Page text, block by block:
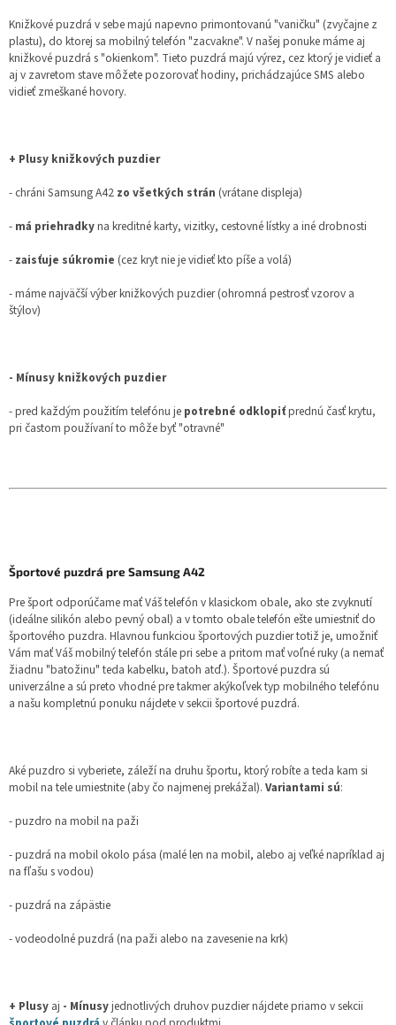
Knižkové puzdrá v sebe majú napevno primontovanú "vaničku" (zvyčajne z
plastu), do ktorej sa mobilný telefón "zacvakne". V našej ponuke máme aj
knižkové puzdrá s "okienkom". Tieto puzdrá majú výrez, cez ktorý je vidieť a
aj v zavretom stave môžete pozorovať hodiny, prichádzajúce SMS alebo
vidieť zmeškané hovory.
+ Plusy knižkových puzdier
- chráni Samsung A42 zo všetkých strán (vrátane displeja)
- má priehradkyna kreditné karty, vizitky, cestovné lístky a iné drobnosti
- zaisťuje súkromie (cez kryt nie je vidieť kto píše a volá)
- máme najväčší výber knižkových puzdier (ohromná pestrosť vzorov a
štýlov)
- Mínusy knižkových puzdier
- pred každým použitím telefónu je potrebné odklopiťprednú časť krytu,
pri častom používaní to môže byť "otravné"
Športové puzdrá pre Samsung A42
Pre šport odporúčame mať Váš telefón v klasickom obale, ako ste zvyknutí
(ideálne silikón alebo pevný obal) a v tomto obale telefón ešte umiestniť do
športového puzdra. Hlavnou funkciou športových puzdier totiž je, umožniť
Vám mať Váš mobilný telefón stále pri sebe a pritom mať voľné ruky (a nemať
žiadnu "batožinu" teda kabelku, batoh atď.). Športové puzdra sú
univerzálne a sú preto vhodné pre takmer akýkoľvek typ mobilného telefónu
a našu kompletnú ponuku nájdete v sekcii športové puzdrá.
Aké puzdro si vyberiete, záleží na druhu športu, ktorý robíte a teda kam si
mobil na tele umiestnite (aby čo najmenej prekážal). Variantami sú:
- puzdro na mobil na paži
- puzdrá na mobil okolo pása (malé len na mobil, alebo aj veľké napríklad aj
na fľašu s vodou)
- puzdrá na zápästie
- vodeodolné puzdrá (na paži alebo na zavesenie na krk)
+ Plusy aj - Mínusyjednotlivých druhov puzdier nájdete priamo v sekcii